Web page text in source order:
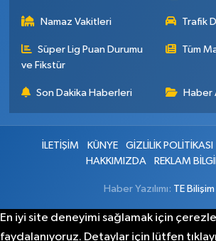
Namaz Vakitleri Trafik
Süper Lig Puan Durumu
ve Fikstür
Tüm
Son Dakika Haberleri Haber
İLETİŞİM KÜNYE GİZLİLİK POLİTİKASI
HAKKIMIZDA
REKLAM
Haber Yazılımı: TE Bilişim
En iyi site deneyimi sağlamak için
faydalanıyoruz. Detaylar için lütfen